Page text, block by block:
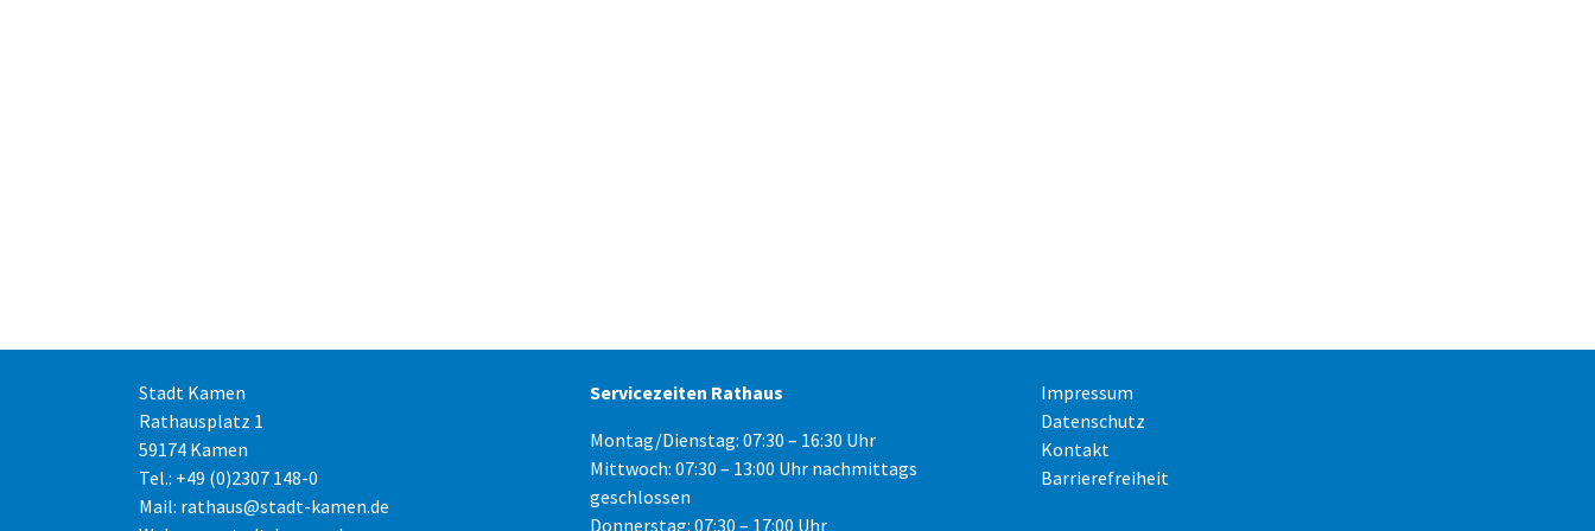
Stadt Kamen
Rathausplatz 1
59174 Kamen
Tel.: +49 (0)2307 148-0
Mail: rathaus@stadt-kamen.de
Servicezeiten Rathaus
Montag/Dienstag: 07:30 – 16:30 Uhr
Mittwoch: 07:30 – 13:00 Uhr nachmittags
geschlossen
Donnerstag: 07:30 – 17:00 Uhr
Impressum
Datenschutz
Kontakt
Barrierefreiheit